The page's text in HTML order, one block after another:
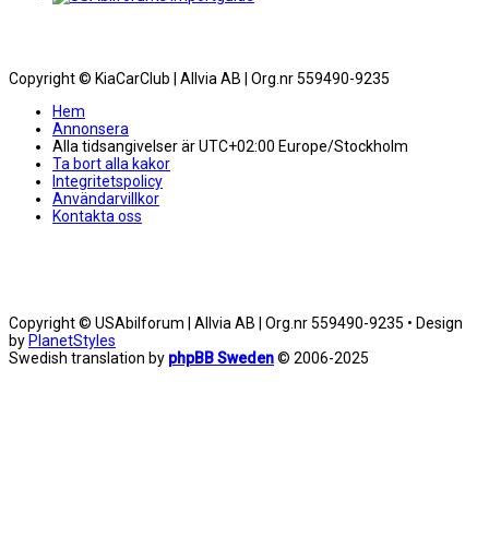
Copyright © KiaCarClub | Allvia AB | Org.nr 559490-9235
Hem
Annonsera
Alla tidsangivelser är UTC+02:00 Europe/Stockholm
Ta bort alla kakor
Integritetspolicy
Användarvillkor
Kontakta oss
Copyright © USAbilforum | Allvia AB | Org.nr 559490-9235 • Design
by PlanetStyles
Swedish translation by phpBB Sweden© 2006-2025